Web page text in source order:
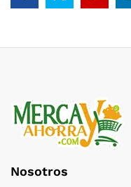
Nosotros